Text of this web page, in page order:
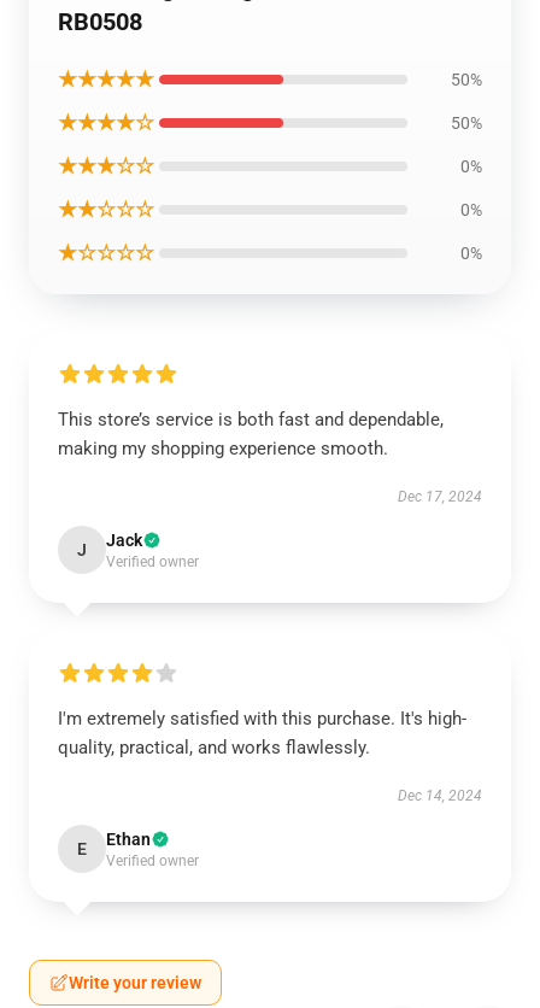
RB0508
★★★★★ 50%
★★★★☆ 50%
★★★☆☆ 0%
★★☆☆☆ 0%
★☆☆☆☆ 0%
This store’s service is both fast and dependable,
making my shopping experience smooth.
Dec 17, 2024
J Jack
Verified owner
I'm extremely satisfied with this purchase. It's high-
quality, practical, and works flawlessly.
Dec 14, 2024
E Ethan
Verified owner
Write your review